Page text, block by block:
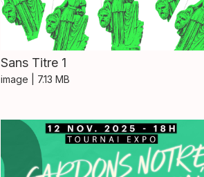
Sans Titre 1
image | 7.13 MB